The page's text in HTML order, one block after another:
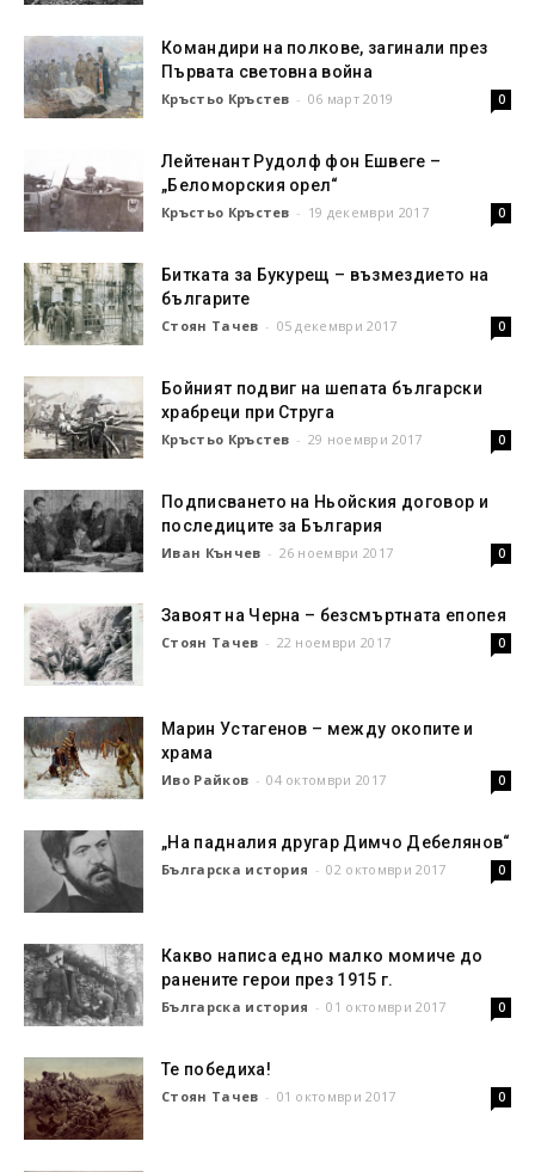
Командири на полкове, загинали през
Първата световна война
Кръстьо Кръстев - 06 март 2019 0
Лейтенант Рудолф фон Ешвеге –
„Беломорския орел“
Кръстьо Кръстев - 19 декември 2017 0
Битката за Букурещ – възмездието на
българите
Стоян Тачев - 05 декември 2017 0
Бойният подвиг на шепата български
храбреци при Струга
Кръстьо Кръстев - 29 ноември 2017 0
Подписването на Ньойския договор и
последиците за България
Иван Кънчев - 26 ноември 2017 0
Завоят на Черна – безсмъртната епопея
Стоян Тачев - 22 ноември 2017 0
Марин Устагенов – между окопите и
храма
Иво Райков - 04 октомври 2017 0
„На падналия другар Димчо Дебелянов“
Българска история - 02 октомври 2017 0
Какво написа едно малко момиче до
ранените герои през 1915 г.
Българска история - 01 октомври 2017 0
Те победиха!
Стоян Тачев - 01 октомври 2017 0